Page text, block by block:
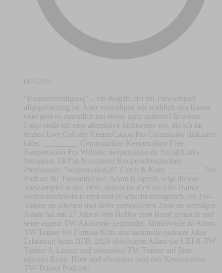
00:12:05
“Raumverteidigung” – ein Begriff, der im Torwartspiel
allgegenwärtig ist. Aber verteidigen wir wirklich den Raum,
oder geht es eigentlich um etwas ganz anderes? In dieser
Folge stelle ich eine alternative Sichtweise vor, die ich im
letzten Live-Call der KeeperCation Pro Community diskutiert
habe. _________ Communities: ⁠⁠⁠⁠⁠⁠⁠⁠⁠⁠⁠⁠⁠⁠⁠⁠⁠⁠⁠⁠⁠⁠⁠⁠⁠⁠⁠⁠⁠⁠⁠⁠⁠⁠⁠⁠⁠⁠Keepercation Free⁠⁠⁠⁠⁠⁠⁠⁠⁠⁠⁠⁠⁠⁠⁠⁠⁠⁠⁠⁠⁠⁠⁠⁠⁠⁠⁠⁠⁠⁠⁠⁠⁠⁠⁠⁠⁠⁠
⁠⁠⁠⁠⁠⁠⁠⁠⁠⁠⁠⁠⁠⁠⁠⁠⁠⁠⁠⁠⁠⁠⁠⁠⁠⁠⁠⁠⁠⁠⁠⁠⁠⁠⁠⁠⁠⁠Keepercation⁠⁠⁠⁠⁠⁠⁠⁠⁠⁠⁠⁠⁠⁠⁠⁠⁠⁠⁠⁠⁠⁠⁠⁠⁠⁠⁠⁠⁠⁠⁠⁠⁠⁠⁠⁠⁠ Pro⁠ Website: ⁠⁠⁠⁠⁠⁠⁠⁠⁠⁠⁠⁠⁠⁠⁠⁠⁠⁠⁠⁠⁠⁠⁠⁠⁠⁠⁠⁠⁠⁠keepercation.de⁠⁠⁠⁠⁠⁠⁠⁠⁠⁠⁠⁠⁠⁠⁠⁠⁠⁠⁠⁠⁠⁠⁠⁠⁠⁠⁠⁠⁠⁠ Social Links:
⁠⁠⁠⁠⁠⁠⁠⁠⁠⁠⁠⁠⁠⁠⁠⁠⁠⁠⁠⁠⁠⁠⁠⁠⁠⁠⁠⁠⁠⁠⁠⁠⁠⁠⁠⁠⁠⁠Instagram⁠⁠⁠⁠⁠⁠⁠⁠⁠⁠⁠⁠⁠⁠⁠⁠⁠⁠⁠⁠⁠⁠⁠⁠⁠⁠⁠⁠⁠⁠⁠⁠⁠⁠⁠⁠⁠⁠ ⁠⁠⁠⁠⁠⁠⁠⁠⁠⁠⁠⁠⁠⁠⁠⁠⁠⁠⁠⁠⁠⁠⁠⁠⁠⁠⁠⁠⁠⁠⁠⁠⁠⁠⁠⁠⁠⁠TikTok⁠⁠⁠⁠⁠⁠⁠⁠⁠⁠⁠⁠⁠⁠⁠⁠⁠⁠⁠⁠⁠⁠⁠⁠⁠⁠⁠⁠⁠⁠⁠⁠⁠⁠⁠⁠⁠⁠ ⁠⁠⁠⁠⁠⁠⁠⁠⁠⁠⁠⁠⁠⁠⁠⁠⁠⁠⁠⁠⁠⁠⁠⁠⁠⁠⁠⁠⁠⁠⁠⁠⁠⁠⁠⁠⁠⁠Newsletter⁠⁠⁠⁠⁠⁠⁠⁠⁠⁠⁠⁠⁠⁠⁠⁠⁠⁠⁠⁠⁠⁠⁠⁠⁠⁠⁠⁠⁠⁠⁠⁠⁠⁠⁠⁠⁠⁠ Kooperationspartner:
Promocode: "keepercation20" ⁠⁠⁠⁠⁠⁠⁠⁠⁠⁠⁠Catch & Keep⁠⁠⁠⁠⁠⁠⁠⁠⁠⁠⁠ _________ Der
Podcast für Torwarttrainer: Adam Kasprzik zeigt dir das
Torwartspiel in der Tiefe, sodass du dich als TW-Trainer
weiterentwickeln kannst und es schaffst erfolgreich, als TW-
Trainer zu arbeiten und deine persönlichen Ziele zu verfolgen.
Adam hat mit 27 Jahren sein Hobby zum Beruf gemacht und
seine eigene TW-Akademie gegründet. Mittlerweile ist Adam
TW-Trainer bei Fortuna Köln und sammelte mehrere Jahre
Erfahrung beim DFB. 2020 absolvierte Adam die UEFA-TW-
Trainer A-Lizenz und unterstützt TW-Trainer auf Ihrer
eigenen Reise. Höre und abonniere jetzt den Keepercation
TW-Trainer Podcast!